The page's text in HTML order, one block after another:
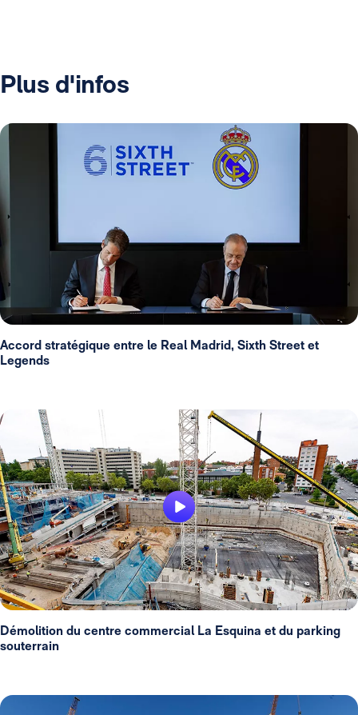
Plus d'infos
Accord stratégique entre le Real Madrid, Sixth Street et
Legends
Démolition du centre commercial La Esquina et du parking
souterrain